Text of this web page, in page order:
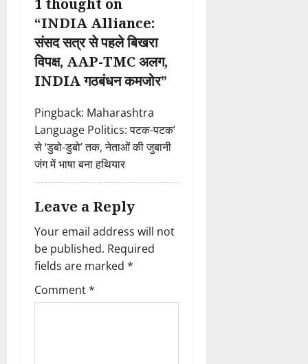
g
a
t
i
o
n
1 thought on
“INDIA Alliance:
संसद सत्र से पहले बिखरा
विपक्ष, AAP-TMC अलग,
INDIA गठबंधन कमजोर”
Pingback: Maharashtra
Language Politics: पटक-पटक’
से ‘डुबो-डुबो’ तक, नेताओं की जुबानी
जंग में भाषा बना हथियार
Leave a Reply
Your email address will not
be published. Required
fields are marked *
Comment*